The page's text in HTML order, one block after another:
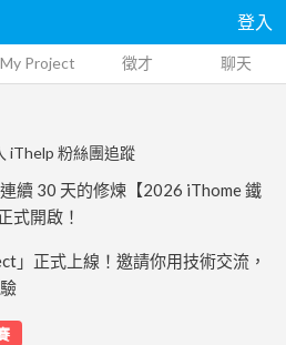
登入
My Project 徵才 聊天
iThelp 粉絲團追蹤
續 30 天的修煉【2026 iThome 鐵
式開啟！
」正式上線！邀請你用技術交流，